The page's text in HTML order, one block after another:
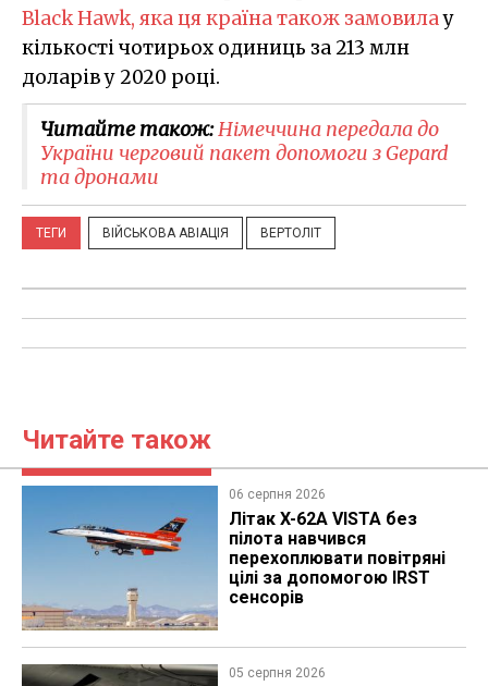
Black Hawk, яка ця країна також замовилау
кількості чотирьох одиниць за 213 млн
доларів у 2020 році.
Читайте також:Німеччина передала до
України черговий пакет допомоги з Gepard
та дронами
ТЕГИ ВІЙСЬКОВА АВІАЦІЯ ВЕРТОЛІТ
Читайте також
06 серпня 2026
Літак X-62A VISTA без
пілота навчився
перехоплювати повітряні
цілі за допомогою IRST
сенсорів
05 серпня 2026